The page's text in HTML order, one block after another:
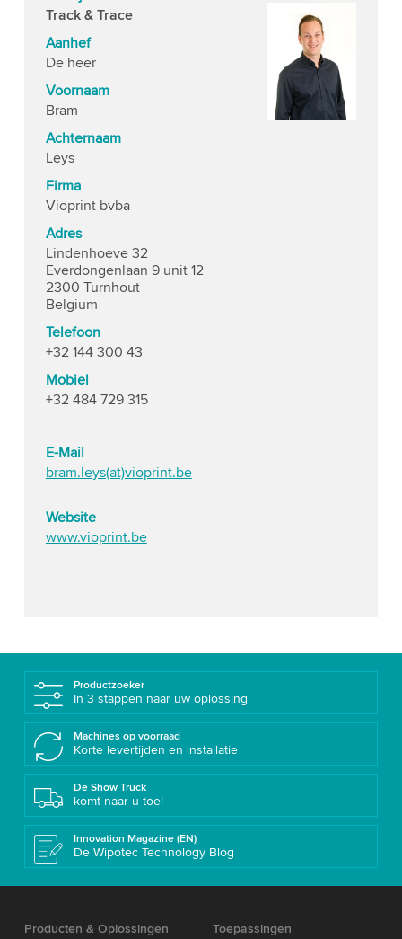
Track & Trace
Aanhef
De heer
Voornaam
Bram
Achternaam
Leys
Firma
Vioprint bvba
Adres
Lindenhoeve 32
Everdongenlaan 9 unit 12
2300 Turnhout
Belgium
Telefoon
+32 144 300 43
Mobiel
+32 484 729 315
E-Mail
bram.leys(at)vioprint.be
Website
www.vioprint.be
Productzoeker
In 3 stappen naar uw oplossing
Machines op voorraad
Korte levertijden en installatie
De Show Truck
komt naar u toe!
Innovation Magazine (EN)
De Wipotec Technology Blog
Producten & Oplossingen
Toepassingen